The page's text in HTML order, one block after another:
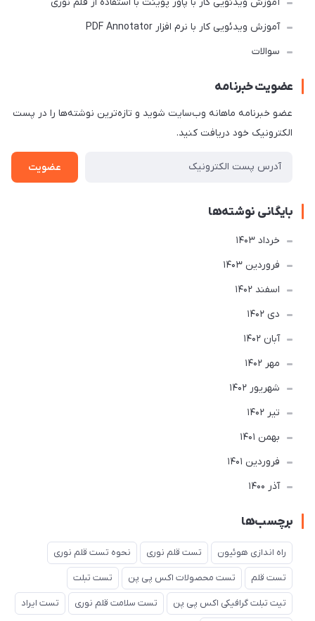
آموزش ویدئویی کار با نرم افزار PDF Annotator
سوالات
عضویت خبرنامه
عضو خبرنامه ماهانه وب‌سایت شوید و تازه‌ترین نوشته‌ها را در پست
الکترونیک خود دریافت کنید.
عضویت
بایگانی نوشته‌ها
خرداد 1403
فروردین 1403
اسفند 1402
دی 1402
آبان 1402
مهر 1402
شهریور 1402
تير 1402
بهمن 1401
فروردین 1401
آذر 1400
برچسب‌ها
راه اندازی هوئیون تست قلم نوری نحوه تست قلم نوری
تست قلم تست محصولات اکس پی پن تست تبلت
تیت تبلت گرافیکی اکس پی پن تست سلامت قلم نوری تست ایراد